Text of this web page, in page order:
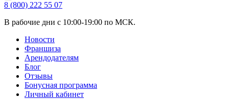
8 (800) 222 55 07
В рабочие дни с 10:00-19:00 по МСК.
Новости
Франшиза
Арендодателям
Блог
Отзывы
Бонусная программа
Личный кабинет